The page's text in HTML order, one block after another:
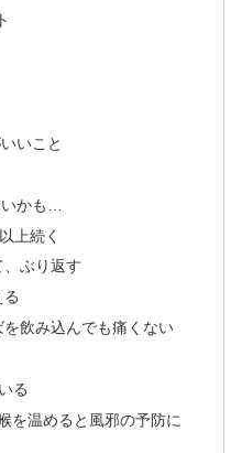
いこと
かも…
上続く
ぶり返す
飲み込んでも痛くない
る
を温めると風邪の予防に